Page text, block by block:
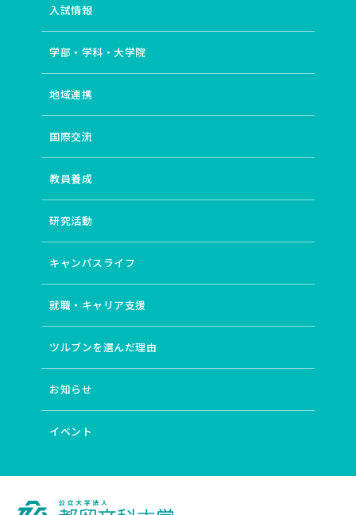
入試情報
学部・学科・大学院
地域連携
国際交流
教員養成
研究活動
キャンパスライフ
就職・キャリア支援
ツルブンを選んだ理由
お知らせ
イベント